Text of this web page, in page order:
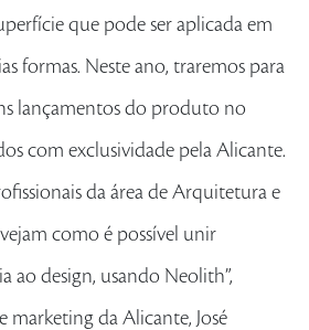
que pode ser aplicada em
formas. Neste ano, traremos para
lançamentos do produto no
com exclusividade pela Alicante.
da área de Arquitetura e
como é possível unir
ao design, usando Neolith”,
da Alicante, José